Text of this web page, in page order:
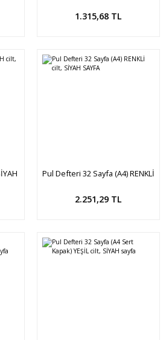
1.315,68 TL
Sepete Ekle
Pul Defteri 32 Sayfa (A4) RENKLİ
2.251,29 TL
Sepete Ekle